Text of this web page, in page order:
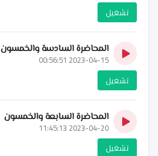
تشغيل
المحاضرة السادسة والخمسون
2023-04-15 00:56:51
تشغيل
المحاضرة السابعة والخمسون
2023-04-20 11:45:13
تشغيل